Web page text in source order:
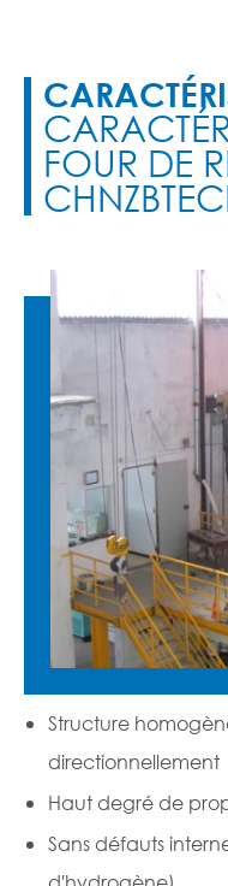
FOUR DE
Structure
directionnellement
Haut degré de
Sans défauts